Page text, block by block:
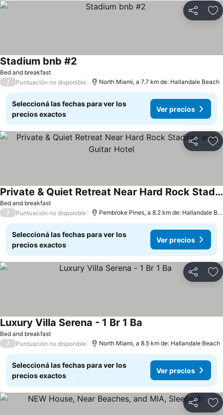
Compartir
Bed and breakfast
Stadium bnb #2
/ Puntuación no disponible North Miami, a 7.7 km de: Hallandale Beach
Seleccioná las fechas para ver los
precios exactos
Ver precios
Compartir
Bed and breakfast
Private & Quiet Retreat Near Hard Rock Stadium and Guitar Hotel
/ Puntuación no disponible Pembroke Pines, a 8.2 km de: Hallandale Beach
Seleccioná las fechas para ver los
precios exactos
Ver precios
Compartir
Bed and breakfast
Luxury Villa Serena - 1 Br 1 Ba
/ Puntuación no disponible North Miami, a 8.5 km de: Hallandale Beach
Seleccioná las fechas para ver los
precios exactos
Ver precios
Compartir